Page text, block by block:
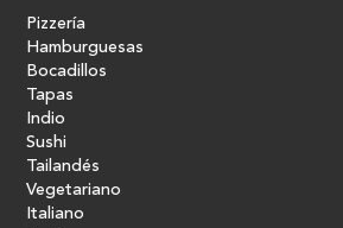
Pizzería
Hamburguesas
Bocadillos
Tapas
Indio
Sushi
Tailandés
Vegetariano
Italiano